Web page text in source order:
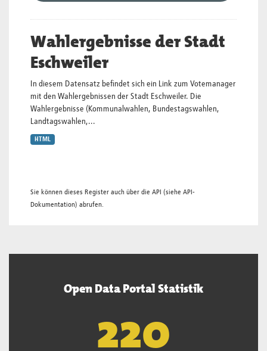
Wahlergebnisse der Stadt
Eschweiler
In diesem Datensatz befindet sich ein Link zum Votemanager
mit den Wahlergebnissen der Stadt Eschweiler. Die
Wahlergebnisse (Kommunalwahlen, Bundestagswahlen,
Landtagswahlen,...
HTML
Sie können dieses Register auch über die API (siehe API-
Dokumentation) abrufen.
Open Data Portal Statistik
222